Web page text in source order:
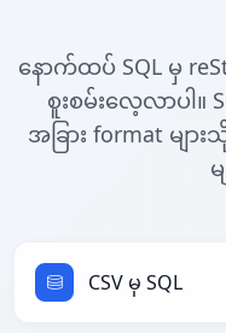
နောက်ထပ် SQL မှ
စူးစမ်းလေ့လာပါ။
အခြား format မျ
CSV မှ SQL